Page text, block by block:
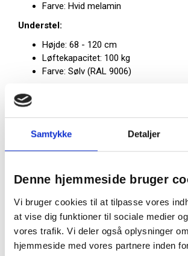
Samtykke Detaljer
Denne hjemmeside bruger
Vi bruger cookies til at tilpasse vores
at vise dig funktioner til sociale medier
vores trafik. Vi deler også oplysninger
hjemmeside med vores partnere inden
Farve: Hvid melamin
Understel:
Højde: 68 - 120 cm
Løftekapacitet: 100 kg
Farve: Sølv (RAL 9006)
Max belastning
Bordpladefarve